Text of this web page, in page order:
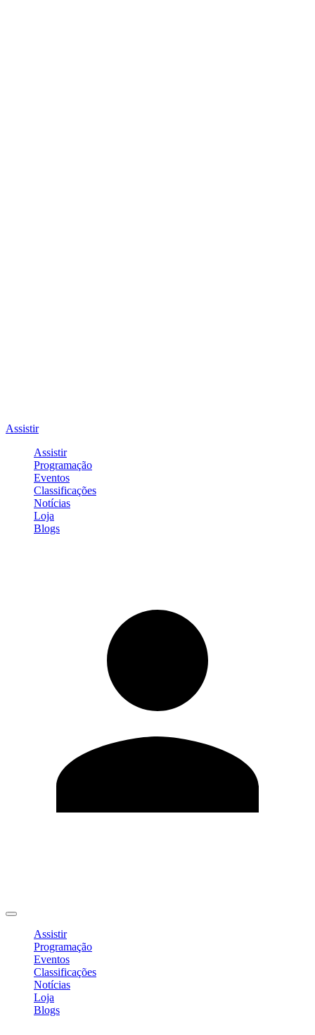
Assistir
Assistir
Programação
Eventos
Classificações
Notícias
Loja
Blogs
Assistir
Programação
Eventos
Classificações
Notícias
Loja
Blogs